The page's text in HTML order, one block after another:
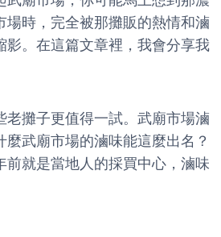
時，完全被那攤販的熱情和滷
。在這篇文章裡，我會分享我
攤子更值得一試。武廟市場滷
武廟市場的滷味能這麼出名？
就是當地人的採買中心，滷味